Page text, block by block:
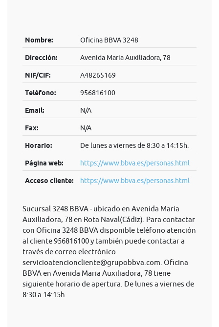
Nombre: Oficina BBVA 3248
Dirección: Avenida Maria Auxiliadora, 78
NIF/CIF: A48265169
Teléfono: 956816100
Email: N/A
Fax: N/A
Horario: De lunes a viernes de 8:30 a 14:15h.
Página web: https://www.bbva.es/personas.html
Acceso cliente: https://www.bbva.es/personas.html
Sucursal 3248 BBVA - ubicado en Avenida Maria
Auxiliadora, 78 en Rota Naval(Cádiz). Para contactar
con Oficina 3248 BBVA disponible teléfono atención
al cliente 956816100 y también puede contactar a
través de correo electrónico
servicioatencioncliente@grupobbva.com . Oficina
BBVA en Avenida Maria Auxiliadora, 78 tiene
siguiente horario de apertura. De lunes a viernes de
8:30 a 14:15h.